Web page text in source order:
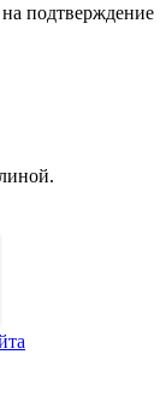
подтверждение